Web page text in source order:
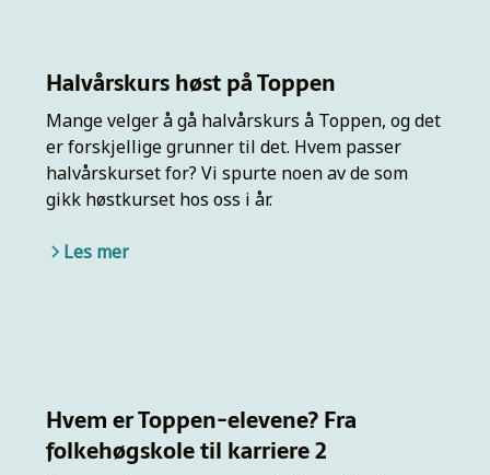
Halvårskurs høst på Toppen
Mange velger å gå halvårskurs å Toppen, og det
er forskjellige grunner til det. Hvem passer
halvårskurset for? Vi spurte noen av de som
gikk høstkurset hos oss i år.
Les mer
Hvem er Toppen-elevene? Fra
folkehøgskole til karriere 2